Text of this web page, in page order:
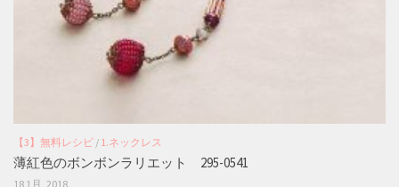
【3】無料レシピ / 1.ネックレス
薄紅色のボンボンラリエット 295-0541
18 1月, 2018